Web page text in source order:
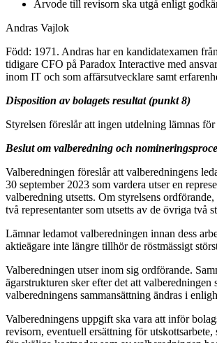
Arvode till revisorn ska utgå enligt
Andras Vajlok
Född: 1971. Andras har en kandidatexamen
tidigare CFO på Paradox Interactive med
inom IT och som affärsutvecklare samt
Disposition av bolagets resultat (punkt 8)
Styrelsen föreslår att ingen utdelning lämnas
Beslut om valberedning och
Valberedningen föreslår att valberedningens
30 september 2023 som vardera utser en
valberedning utsetts. Om styrelsens
två representanter som utsetts av de övriga två
Lämnar ledamot valberedningen innan dess
aktieägare inte längre tillhör de röstmässigt
Valberedningen utser inom sig ordförande.
ägarstrukturen sker efter det att
valberedningens sammansättning ändras i
Valberedningens uppgift ska vara att inför
revisorn, eventuell ersättning för